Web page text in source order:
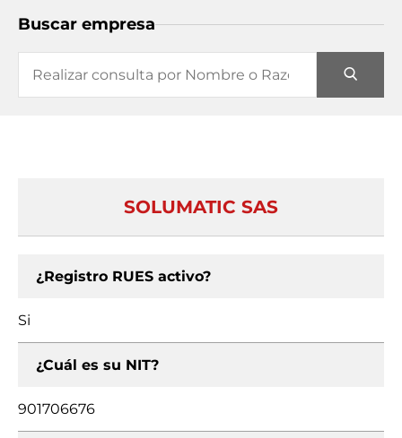
Buscar empresa
SOLUMATIC SAS
¿Registro RUES activo?
Si
¿Cuál es su NIT?
901706676